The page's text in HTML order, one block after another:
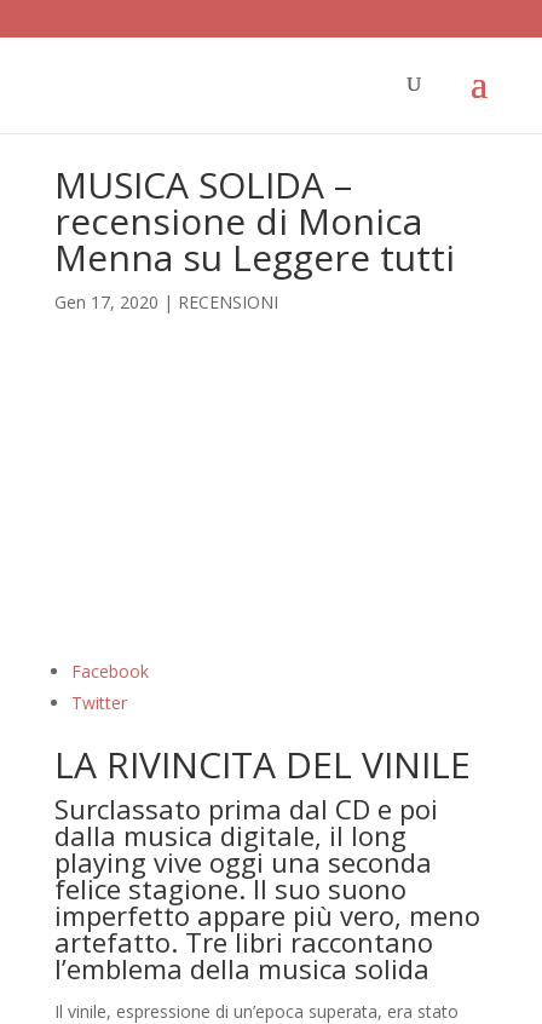
MUSICA SOLIDA –
recensione di Monica
Menna su Leggere tutti
Gen 17, 2020 | RECENSIONI
Facebook
Twitter
LA RIVINCITA DEL VINILE
Surclassato prima dal CD e poi
dalla musica digitale, il long
playing vive oggi una seconda
felice stagione. Il suo suono
imperfetto appare più vero, meno
artefatto. Tre libri raccontano
l’emblema della musica solida
Il vinile, espressione di un’epoca superata, era stato